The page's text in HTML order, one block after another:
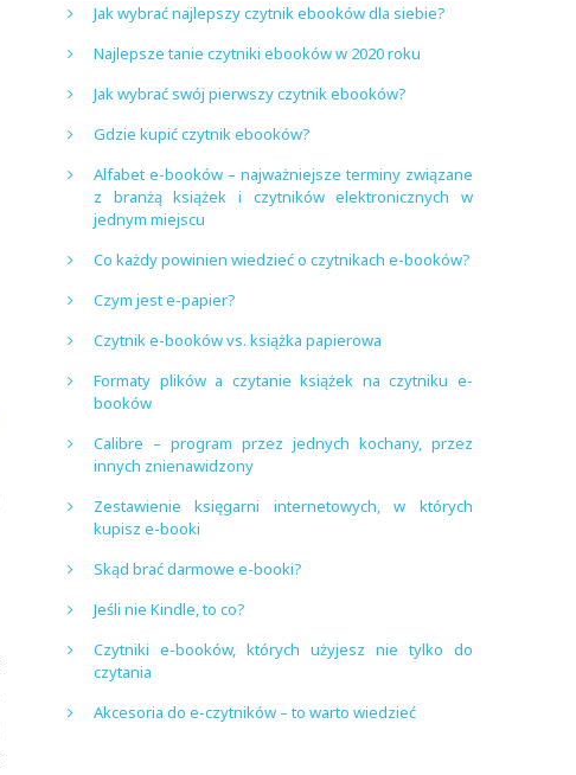
Jak wybrać najlepszy czytnik ebooków dla siebie?
Najlepsze tanie czytniki ebooków w 2020 roku
Jak wybrać swój pierwszy czytnik ebooków?
Gdzie kupić czytnik ebooków?
Alfabet e-booków – najważniejsze terminy związane
z branżą książek i czytników elektronicznych w
jednym miejscu
Co każdy powinien wiedzieć o czytnikach e-booków?
Czym jest e-papier?
Czytnik e-booków vs. książka papierowa
Formaty plików a czytanie książek na czytniku e-
booków
Calibre – program przez jednych kochany, przez
innych znienawidzony
Zestawienie księgarni internetowych, w których
kupisz e-booki
Skąd brać darmowe e-booki?
Jeśli nie Kindle, to co?
Czytniki e-booków, których użyjesz nie tylko do
czytania
Akcesoria do e-czytników – to warto wiedzieć